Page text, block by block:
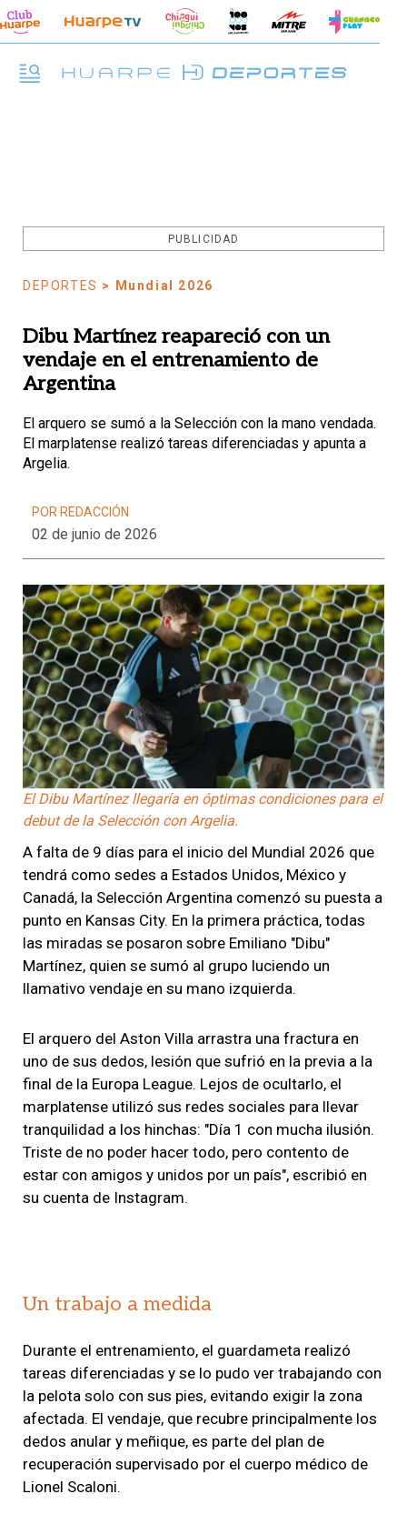
PUBLICIDAD
DEPORTES > Mundial 2026
Dibu Martínez reapareció con un
vendaje en el entrenamiento de
Argentina
El arquero se sumó a la Selección con la mano vendada.
El marplatense realizó tareas diferenciadas y apunta a
Argelia.
POR REDACCIÓN
02 de junio de 2026
El Dibu Martínez llegaría en óptimas condiciones para el
debut de la Selección con Argelia.
A falta de 9 días para el inicio del Mundial 2026 que
tendrá como sedes a Estados Unidos, México y
Canadá, la Selección Argentina comenzó su puesta a
punto en Kansas City. En la primera práctica, todas
las miradas se posaron sobre Emiliano "Dibu"
Martínez, quien se sumó al grupo luciendo un
llamativo vendaje en su mano izquierda.
El arquero del Aston Villa arrastra una fractura en
uno de sus dedos, lesión que sufrió en la previa a la
final de la Europa League. Lejos de ocultarlo, el
marplatense utilizó sus redes sociales para llevar
tranquilidad a los hinchas: "Día 1 con mucha ilusión.
Triste de no poder hacer todo, pero contento de
estar con amigos y unidos por un país", escribió en
su cuenta de Instagram.
Un trabajo a medida
Durante el entrenamiento, el guardameta realizó
tareas diferenciadas y se lo pudo ver trabajando con
la pelota solo con sus pies, evitando exigir la zona
afectada. El vendaje, que recubre principalmente los
dedos anular y meñique, es parte del plan de
recuperación supervisado por el cuerpo médico de
Lionel Scaloni.